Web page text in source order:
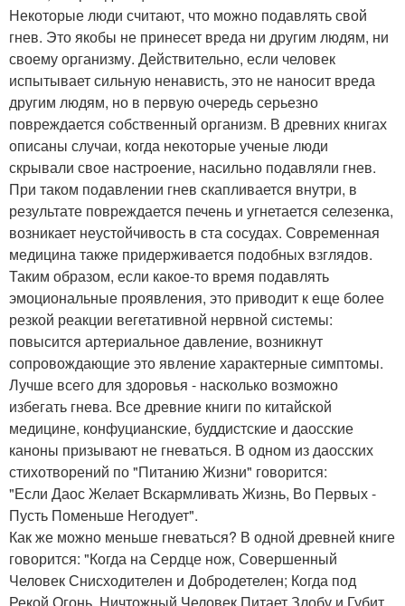
Некоторые люди считают, что можно подавлять свой
гнев. Это якобы не принесет вреда ни другим людям, ни
своему организму. Действительно, если человек
испытывает сильную ненависть, это не наносит вреда
другим людям, но в первую очередь серьезно
повреждается собственный организм. В древних книгах
описаны случаи, когда некоторые ученые люди
скрывали свое настроение, насильно подавляли гнев.
При таком подавлении гнев скапливается внутри, в
результате повреждается печень и угнетается селезенка,
возникает неустойчивость в ста сосудах. Современная
медицина также придерживается подобных взглядов.
Таким образом, если какое-то время подавлять
эмоциональные проявления, это приводит к еще более
резкой реакции вегетативной нервной системы:
повысится артериальное давление, возникнут
сопровождающие это явление характерные симптомы.
Лучше всего для здоровья - насколько возможно
избегать гнева. Все древние книги по китайской
медицине, конфуцианские, буддистские и даосские
каноны призывают не гневаться. В одном из даосских
стихотворений по "Питанию Жизни" говорится:
"Если Даос Желает Вскармливать Жизнь, Во Первых -
Пусть Поменьше Негодует".
Как же можно меньше гневаться? В одной древней книге
говорится: "Когда на Сердце нож, Совершенный
Человек Снисходителен и Добродетелен; Когда под
Рекой Огонь, Ничтожный Человек Питает Злобу и Губит